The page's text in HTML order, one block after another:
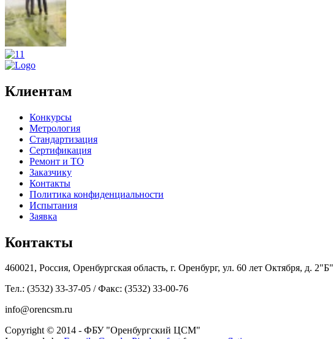
Клиентам
Конкурсы
Метрология
Стандартизация
Сертификация
Ремонт и ТО
Заказчику
Контакты
Политика конфиденциальности
Испытания
Заявка
Контакты
460021, Россия, Оренбургская область, г. Оренбург, ул. 60 лет Октября, д. 2"Б"
Тел.: (3532) 33-37-05 / Факс: (3532) 33-00-76
info@orencsm.ru
Copyright © 2014 - ФБУ "Оренбургский ЦСМ"